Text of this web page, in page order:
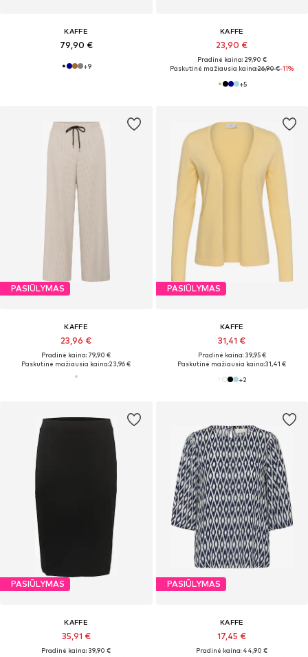
KAFFE
79,90 €
+9
KAFFE
23,90 €
Pradinė kaina: 29,90 €
Paskutinė mažiausia kaina:26,90 €-11%
+5
PASIŪLYMAS
KAFFE
23,96 €
Pradinė kaina: 79,90 €
Paskutinė mažiausia kaina:23,96 €
PASIŪLYMAS
KAFFE
31,41 €
Pradinė kaina: 39,95 €
Paskutinė mažiausia kaina:31,41 €
+2
PASIŪLYMAS
KAFFE
35,91 €
Pradinė kaina: 39,90 €
PASIŪLYMAS
KAFFE
17,45 €
Pradinė kaina: 44,90 €